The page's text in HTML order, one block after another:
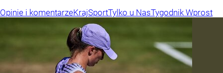
Opinie i komentarzeKrajSportTylko u NasTygodnik Wprost